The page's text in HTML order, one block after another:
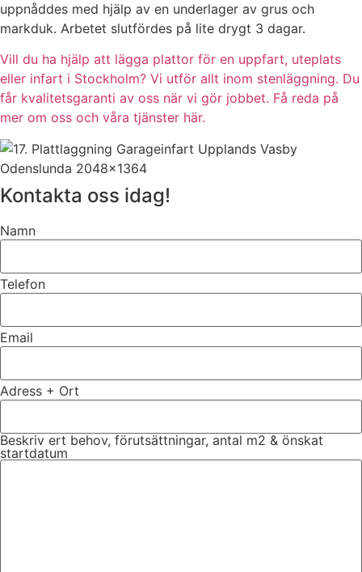
uppnåddes med hjälp av en underlager av grus och
markduk. Arbetet slutfördes på lite drygt 3 dagar.
Vill du ha hjälp att lägga plattor för en uppfart, uteplats
eller infart i Stockholm? Vi utför allt inom stenläggning. Du
får kvalitetsgaranti av oss när vi gör jobbet. Få reda på
mer om oss och våra tjänster här.
Kontakta oss idag!
Namn
Telefon
Email
Adress + Ort
Beskriv ert behov, förutsättningar, antal m2 & önskat
startdatum